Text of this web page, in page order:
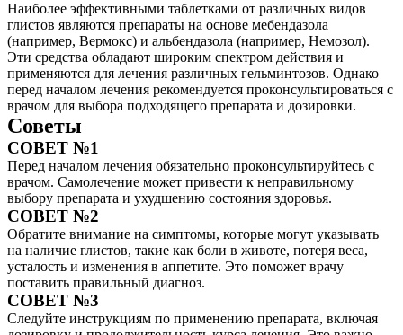
Наиболее эффективными таблетками от различных видов
глистов являются препараты на основе мебендазола
(например, Вермокс) и альбендазола (например, Немозол).
Эти средства обладают широким спектром действия и
применяются для лечения различных гельминтозов. Однако
перед началом лечения рекомендуется проконсультироваться с
врачом для выбора подходящего препарата и дозировки.
Советы
СОВЕТ №1
Перед началом лечения обязательно проконсультируйтесь с
врачом. Самолечение может привести к неправильному
выбору препарата и ухудшению состояния здоровья.
СОВЕТ №2
Обратите внимание на симптомы, которые могут указывать
на наличие глистов, такие как боли в животе, потеря веса,
усталость и изменения в аппетите. Это поможет врачу
поставить правильный диагноз.
СОВЕТ №3
Следуйте инструкциям по применению препарата, включая